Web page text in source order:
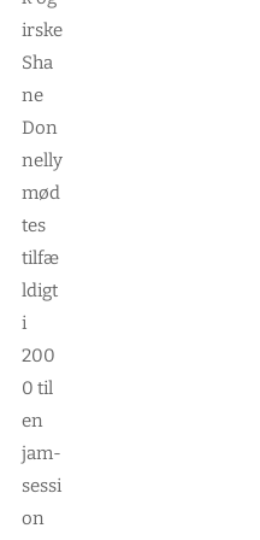
irske
Sha
ne
Don
nelly
mød
tes
tilfæ
ldigt
i
200
0 til
en
jam-
sessi
on